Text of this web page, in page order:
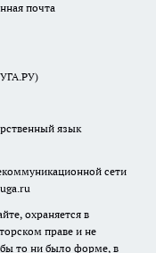
почта
язык
сети
охраняется в
праве и не
то ни было форме, в